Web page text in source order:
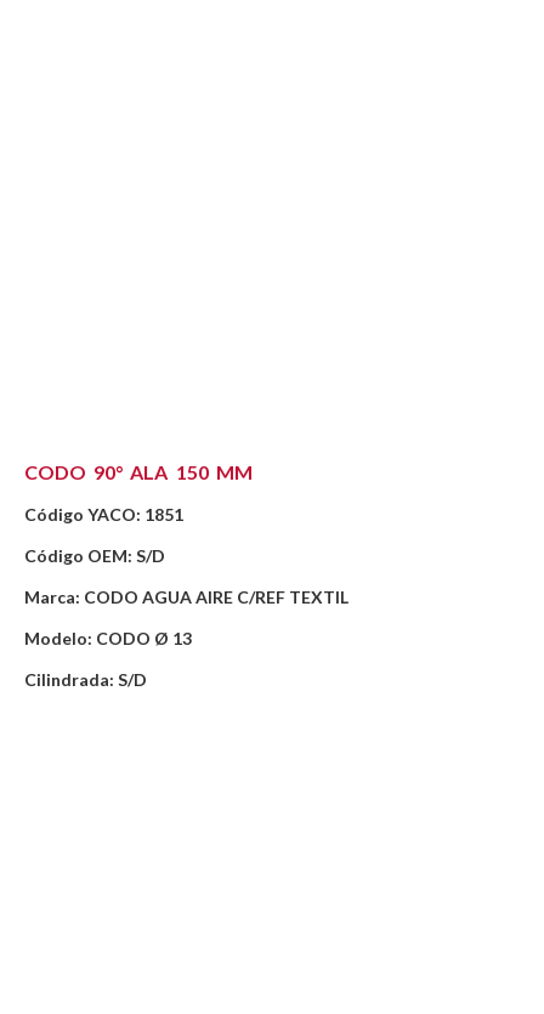
CODO 90° ALA 150 MM
Código YACO: 1851
Código OEM: S/D
Marca: CODO AGUA AIRE C/REF TEXTIL
Modelo: CODO Ø 13
Cilindrada: S/D